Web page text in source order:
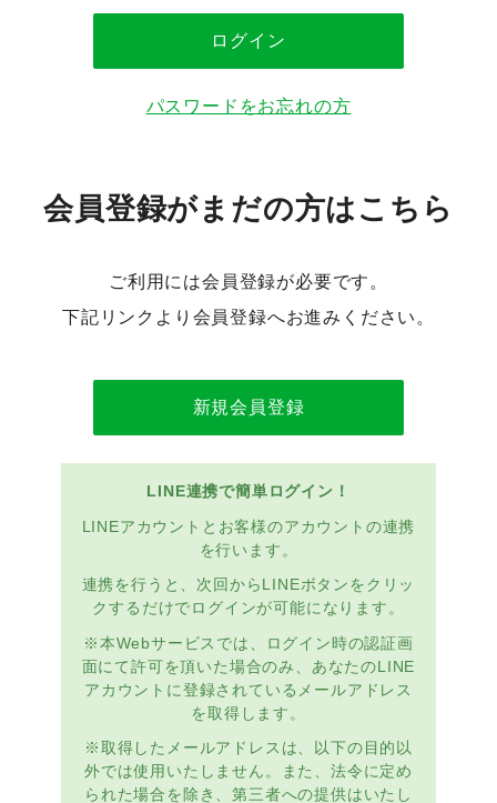
パスワードをお忘れの方
会員登録がまだの方はこちら
ご利用には会員登録が必要です。
下記リンクより会員登録へお進みください。
新規会員登録
LINE連携で簡単ログイン！
LINEアカウントとお客様のアカウントの連携
を行います。
連携を行うと、次回からLINEボタンをクリッ
クするだけでログインが可能になります。
※本Webサービスでは、ログイン時の認証画
面にて許可を頂いた場合のみ、あなたのLINE
アカウントに登録されているメールアドレス
を取得します。
※取得したメールアドレスは、以下の目的以
外では使用いたしません。また、法令に定め
られた場合を除き、第三者への提供はいたし